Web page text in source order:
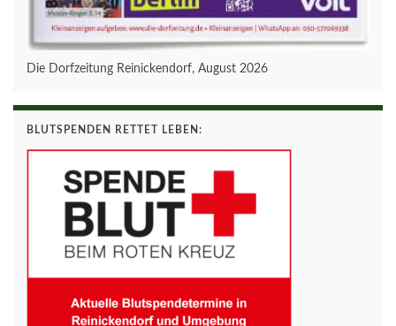
Die Dorfzeitung Reinickendorf, August 2026
BLUTSPENDEN RETTET LEBEN: